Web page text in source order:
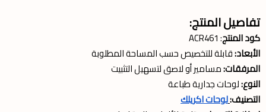
تفاصيل المنتج:
كود المنتج: ACR461
الأبعاد:قابلة للتخصيص حسب المساحة المطلوبة
المرفقات:مسامير أو لاصق لتسهيل التثبيت
النوع:لوحات جدارية طباعة
التصنيف:لوحات اكريلك